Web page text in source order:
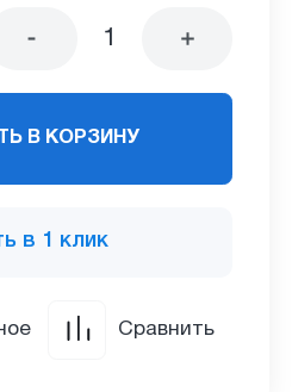
В КОРЗИНУ
в 1 клик
Сравнить